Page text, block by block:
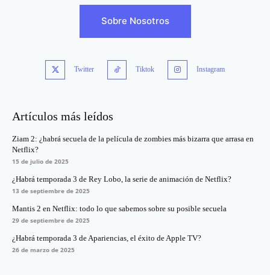
Sobre Nosotros
Twitter Tiktok Instagram
Artículos más leídos
Ziam 2: ¿habrá secuela de la película de zombies más bizarra que arrasa en
Netflix?
15 de julio de 2025
¿Habrá temporada 3 de Rey Lobo, la serie de animación de Netflix?
13 de septiembre de 2025
Mantis 2 en Netflix: todo lo que sabemos sobre su posible secuela
29 de septiembre de 2025
¿Habrá temporada 3 de Apariencias, el éxito de Apple TV?
26 de marzo de 2025